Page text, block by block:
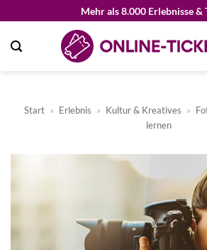
springen
Mehr als 8.000 Erlebnisse &
Start » Erlebnis » Kultur & Kreatives »
lernen